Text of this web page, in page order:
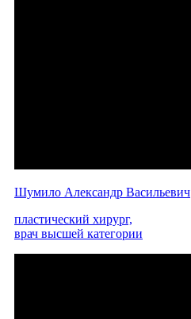
Шумило Александр Васильевич
пластический хирург,
врач высшей категории